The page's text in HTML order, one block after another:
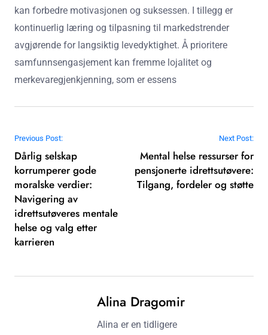
kan forbedre motivasjonen og suksessen. I tillegg er
kontinuerlig læring og tilpasning til markedstrender
avgjørende for langsiktig levedyktighet. Å prioritere
samfunnsengasjement kan fremme lojalitet og
merkevaregjenkjenning, som er essens
Post navigation
Previous Post:
Dårlig selskap
korrumperer gode
moralske verdier:
Navigering av
idrettsutøveres mentale
helse og valg etter
karrieren
Next Post:
Mental helse ressurser for
pensjonerte idrettsutøvere:
Tilgang, fordeler og støtte
Alina Dragomir
Alina er en tidligere